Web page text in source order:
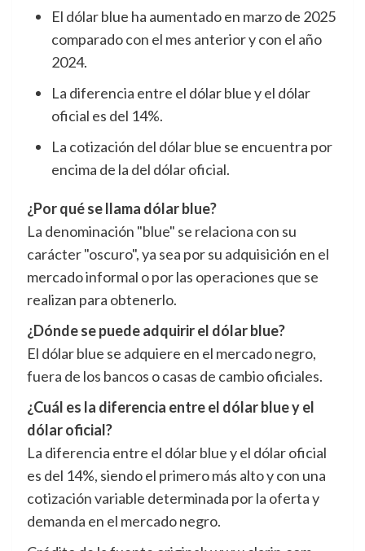
El dólar blue ha aumentado en marzo de 2025
comparado con el mes anterior y con el año
2024.
La diferencia entre el dólar blue y el dólar
oficial es del 14%.
La cotización del dólar blue se encuentra por
encima de la del dólar oficial.
¿Por qué se llama dólar blue?
La denominación "blue" se relaciona con su
carácter "oscuro", ya sea por su adquisición en el
mercado informal o por las operaciones que se
realizan para obtenerlo.
¿Dónde se puede adquirir el dólar blue?
El dólar blue se adquiere en el mercado negro,
fuera de los bancos o casas de cambio oficiales.
¿Cuál es la diferencia entre el dólar blue y el
dólar oficial?
La diferencia entre el dólar blue y el dólar oficial
es del 14%, siendo el primero más alto y con una
cotización variable determinada por la oferta y
demanda en el mercado negro.